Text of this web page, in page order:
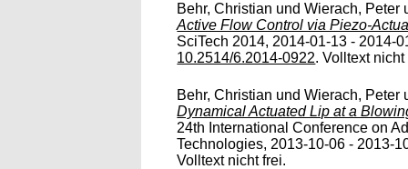
Behr, Christian undWierach, Peter
Active Flow Control via Piezo-
SciTech 2014, 2014-01-13 - 2014-
10.2514/6.2014-0922. Volltext nicht
Behr, Christian undWierach, Peter
Dynamical Actuated Lip at a
24th International Conference on
Technologies, 2013-10-06 - 2013-
Volltext nicht frei.